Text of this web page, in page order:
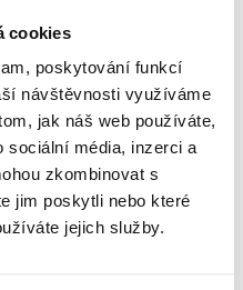
cookies
poskytování funkcí
návštěvnosti využíváme
jak náš web používáte,
média, inzerci a
zkombinovat s
jim poskytli nebo které
jejich služby.
pár na první pohled
rozhodně byste je neměli
všude, kde je zapsána.
co nejdříve – v evidenci